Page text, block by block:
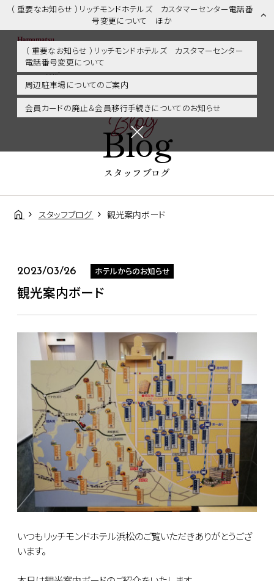
（ 重要なお知らせ ）リッチモンドホテルズ カスタマーセンター電話番
号変更について ほか
（ 重要なお知らせ ）リッチモンドホテルズ カスタマーセンター
電話番号変更について
周辺駐車場についてのご案内
会員カードの廃止＆会員移行手続きについてのお知らせ
スタッフブログ | 浜松市内・掛川・静岡エリアに好アクセス！リッチモ
ンドホテル浜松
Blog
Blog
スタッフブログ
スタッフブログ 観光案内ボード
2023/03/26 ホテルからのお知らせ
観光案内ボード
いつもリッチモンドホテル浜松のご覧いただきありがとうござ
います。